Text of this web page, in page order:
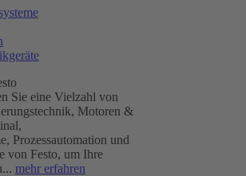
Sie eine Vielzahl von
Motoren &
Prozessautomation und
von Festo, um Ihre
mehr erfahren